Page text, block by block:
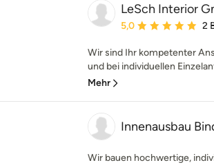
LeSch Interior
Durchschnittliche
5,0 2
Wir sind Ihr kompetenter
und bei individuellen
Mehr
Innenausbau
Wir bauen hochwertige,